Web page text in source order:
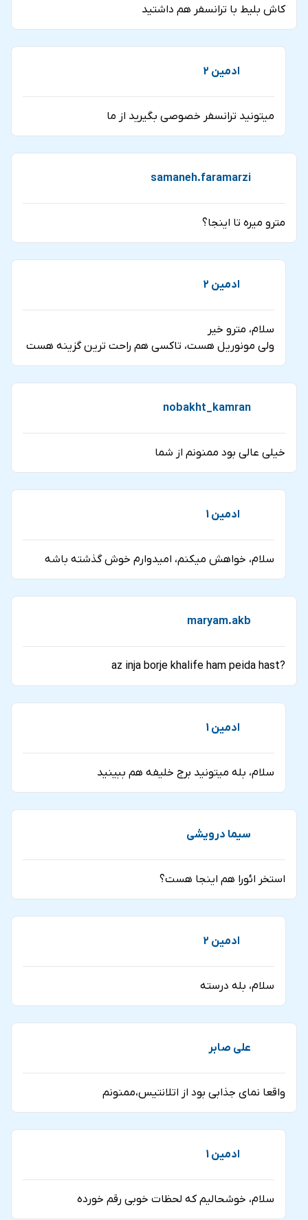
کاش بلیط با ترانسفر هم داشتید
ادمین 2
میتونید ترانسفر خصوصی بگیرید از ما
samaneh.faramarzi
مترو میره تا اینجا؟
ادمین 2
سلام، مترو خیر
ولی مونوریل هست، تاکسی هم راحت ترین گزینه هست
nobakht_kamran
خیلی عالی بود ممنونم از شما
ادمین 1
سلام، خواهش میکنم، امیدوارم خوش گذشته باشه
maryam.akb
?az inja borje khalife ham peida hast
ادمین 1
سلام، بله میتونید برج خلیفه هم ببینید
سیما درویشی
استخر ائورا هم اینجا هست؟
ادمین 2
سلام، بله درسته
علی صابر
واقعا نمای جذابی بود از اتلانتیس،ممنونم
ادمین 1
سلام، خوشحالیم که لحظات خوبی رقم خورده